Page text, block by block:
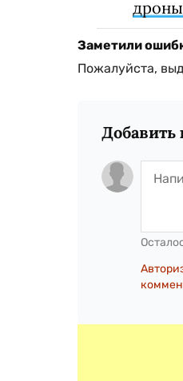
Заметили
Пожалуйста,